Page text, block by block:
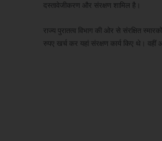
दस्तावेजीकरण और संरक्षण शामिल है।
राज्य पुरातत्व विभाग की ओर से संरक्षित
रुपए खर्च कर यहां संरक्षण कार्य किए थे।